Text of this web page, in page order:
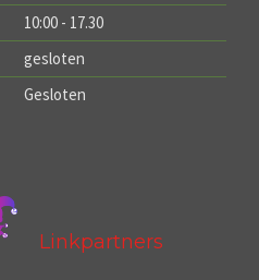
10:00 - 17.30
gesloten
Gesloten
Linkpartners